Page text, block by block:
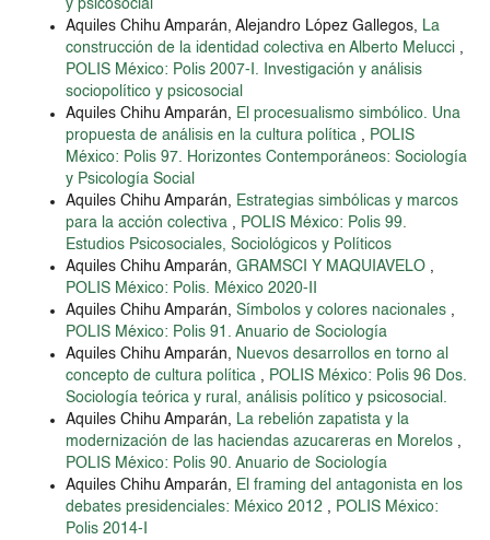
y psicosocial
Aquiles Chihu Amparán, Alejandro López Gallegos, La
construcción de la identidad colectiva en Alberto Melucci ,
POLIS México: Polis 2007-I. Investigación y análisis
sociopolítico y psicosocial
Aquiles Chihu Amparán, El procesualismo simbólico. Una
propuesta de análisis en la cultura política , POLIS
México: Polis 97. Horizontes Contemporáneos: Sociología
y Psicología Social
Aquiles Chihu Amparán, Estrategias simbólicas y marcos
para la acción colectiva , POLIS México: Polis 99.
Estudios Psicosociales, Sociológicos y Políticos
Aquiles Chihu Amparán, GRAMSCI Y MAQUIAVELO ,
POLIS México: Polis. México 2020-II
Aquiles Chihu Amparán, Símbolos y colores nacionales ,
POLIS México: Polis 91. Anuario de Sociología
Aquiles Chihu Amparán, Nuevos desarrollos en torno al
concepto de cultura política , POLIS México: Polis 96 Dos.
Sociología teórica y rural, análisis político y psicosocial.
Aquiles Chihu Amparán, La rebelión zapatista y la
modernización de las haciendas azucareras en Morelos ,
POLIS México: Polis 90. Anuario de Sociología
Aquiles Chihu Amparán, El framing del antagonista en los
debates presidenciales: México 2012 , POLIS México:
Polis 2014-I